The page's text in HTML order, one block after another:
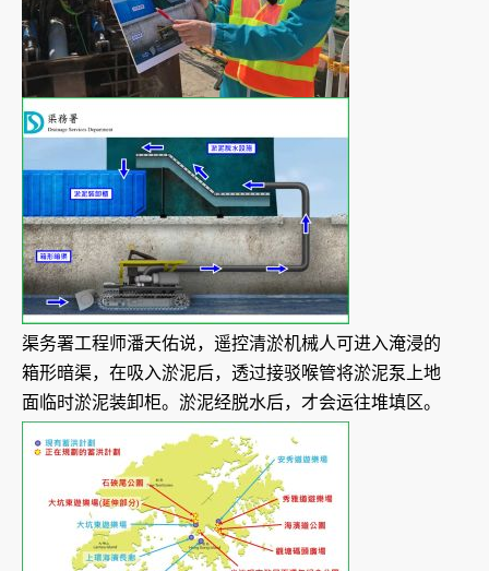
渠务署工程师潘天佑说，遥控清淤机械人可进入淹浸的
箱形暗渠，在吸入淤泥后，透过接驳喉管将淤泥泵上地
面临时淤泥装卸柜。淤泥经脱水后，才会运往堆填区。